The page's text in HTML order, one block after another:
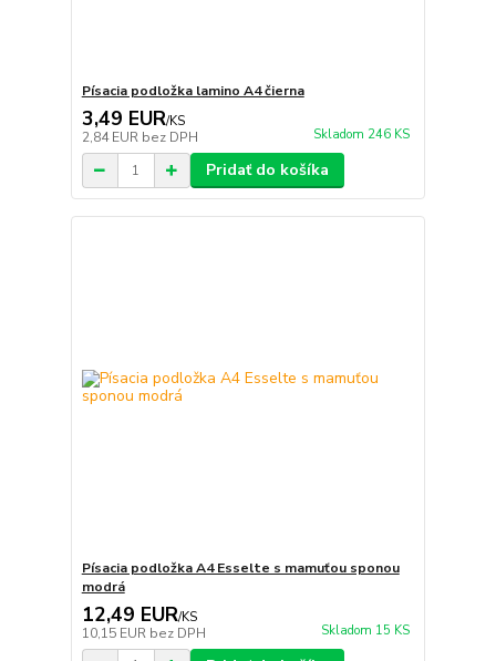
Písacia podložka lamino A4 čierna
3,49 EUR/KS
2,84 EUR bez DPH Skladom 246 KS
Pridať do košíka
Písacia podložka A4 Esselte s mamuťou sponou
modrá
12,49 EUR/KS
10,15 EUR bez DPH Skladom 15 KS